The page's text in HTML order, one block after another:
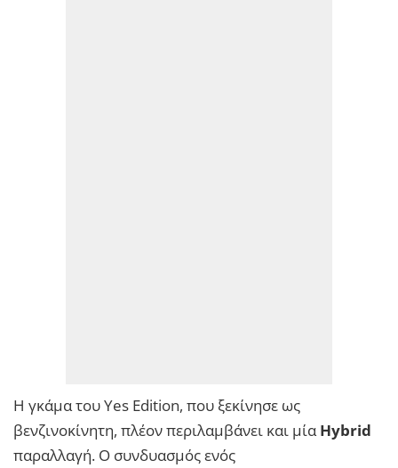
Η γκάμα του Yes Edition, που ξεκίνησε ως
βενζινοκίνητη, πλέον περιλαμβάνει και μίαHybrid
παραλλαγή. Ο συνδυασμός ενός